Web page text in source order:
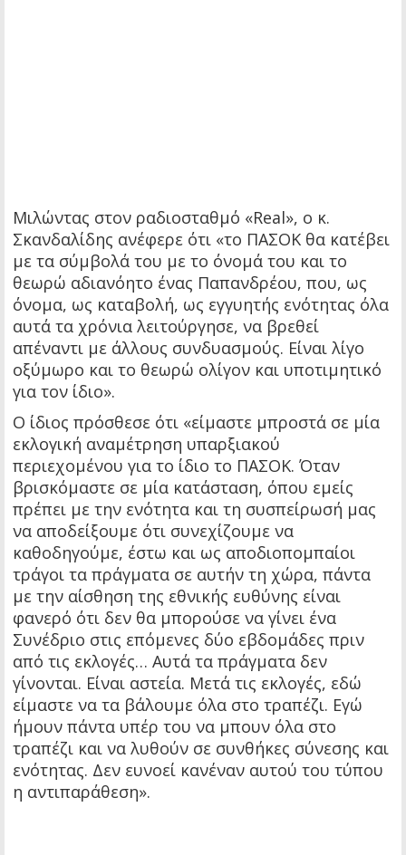
Μιλώντας στον ραδιοσταθμό «Real», ο κ.
Σκανδαλίδης ανέφερε ότι «το ΠΑΣΟΚ θα κατέβει
με τα σύμβολά του με το όνομά του και το
θεωρώ αδιανόητο ένας Παπανδρέου, που, ως
όνομα, ως καταβολή, ως εγγυητής ενότητας όλα
αυτά τα χρόνια λειτούργησε, να βρεθεί
απέναντι με άλλους συνδυασμούς. Είναι λίγο
οξύμωρο και το θεωρώ ολίγον και υποτιμητικό
για τον ίδιο».
Ο ίδιος πρόσθεσε ότι «είμαστε μπροστά σε μία
εκλογική αναμέτρηση υπαρξιακού
περιεχομένου για το ίδιο το ΠΑΣΟΚ. Όταν
βρισκόμαστε σε μία κατάσταση, όπου εμείς
πρέπει με την ενότητα και τη συσπείρωσή μας
να αποδείξουμε ότι συνεχίζουμε να
καθοδηγούμε, έστω και ως αποδιοπομπαίοι
τράγοι τα πράγματα σε αυτήν τη χώρα, πάντα
με την αίσθηση της εθνικής ευθύνης είναι
φανερό ότι δεν θα μπορούσε να γίνει ένα
Συνέδριο στις επόμενες δύο εβδομάδες πριν
από τις εκλογές… Αυτά τα πράγματα δεν
γίνονται. Είναι αστεία. Μετά τις εκλογές, εδώ
είμαστε να τα βάλουμε όλα στο τραπέζι. Εγώ
ήμουν πάντα υπέρ του να μπουν όλα στο
τραπέζι και να λυθούν σε συνθήκες σύνεσης και
ενότητας. Δεν ευνοεί κανέναν αυτού του τύπου
η αντιπαράθεση».